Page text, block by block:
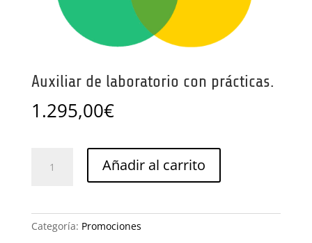
Auxiliar de laboratorio con prácticas.
1.295,00€
prácticas.
cantidad
Añadir al carrito
Categoría: Promociones